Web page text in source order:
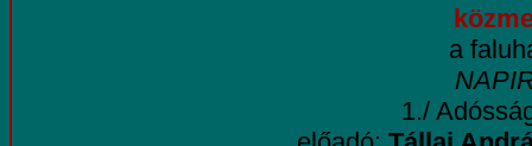
a
1./